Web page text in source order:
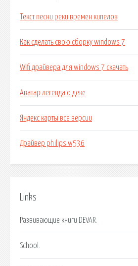
Текст песни реки времен кипелов
Как сделать свою сборку windows 7
Wifi драйвера для windows 7 скачать
Аватар легенда о деке
Яндекс карты все версии
Драйвер philips w536
Links
Развивающие книги DEVAR.
School.